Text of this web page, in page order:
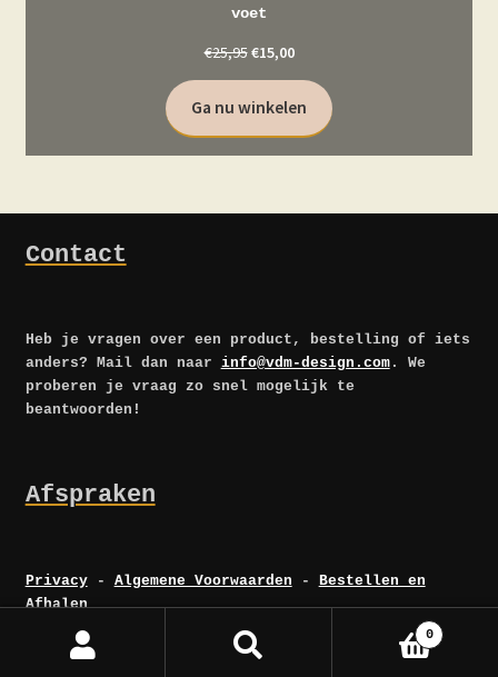
voet
€25,95€15,00
Ga nu winkelen
Contact
Heb je vragen over een product, bestelling of iets
anders? Mail dan naar info@vdm-design.com. We
proberen je vraag zo snel mogelijk te
beantwoorden!
Afspraken
Privacy- Algemene Voorwaarden - Bestellen en
Afhalen
0